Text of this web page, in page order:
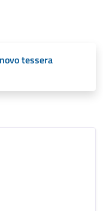
tessera